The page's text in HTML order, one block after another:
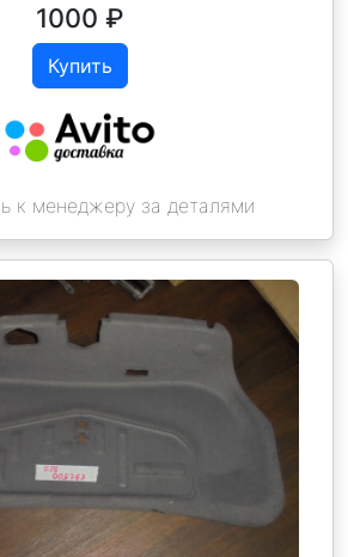
1000 ₽
Купить
к менеджеру за деталями